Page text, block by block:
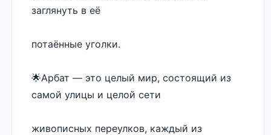
заглянуть в её
потаённые уголки.
🌟Арбат — это целый мир, состоящий из
самой улицы и целой сети
живописных переулков, каждый из